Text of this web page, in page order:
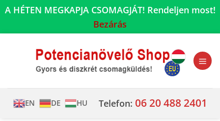
A HÉTEN MEGKAPJA CSOMAGJÁT! Rendeljen most!
Bezárás
EN DE HU Telefon: 06 20 488 2401